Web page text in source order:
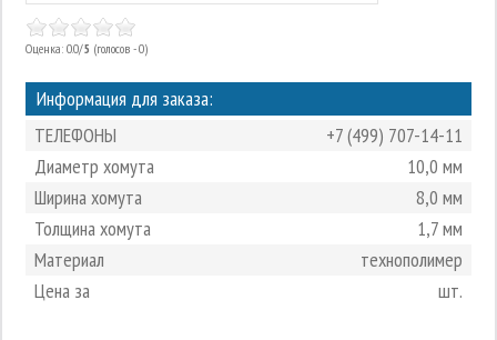
Оценка: 0.0/5 (голосов - 0)
Информация для заказа:
ТЕЛЕФОНЫ
+7 (499) 707-14-11
Диаметр хомута
10,0 мм
Ширина хомута
8,0 мм
Толщина хомута
1,7 мм
Материал
технополимер
Цена за
шт.